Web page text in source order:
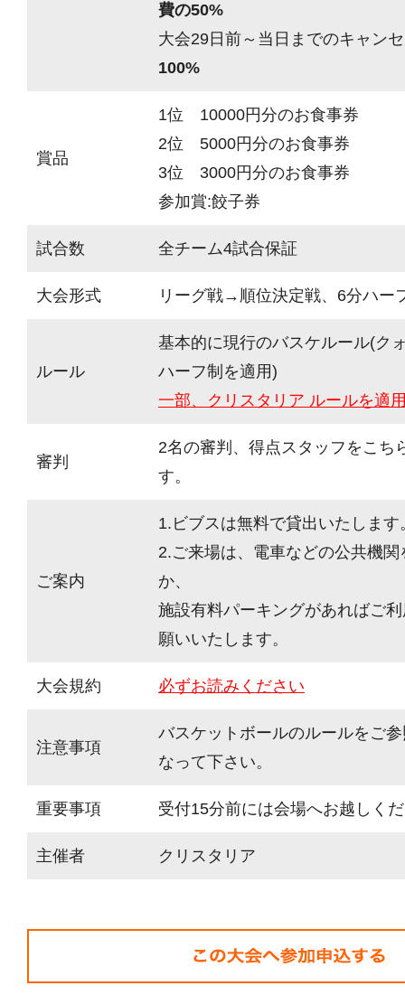
費の50%
大会29日前～当日までのキャン
100%
賞品
1位 10000円分のお食事券
2位 5000円分のお食事券
3位 3000円分のお食事券
参加賞:餃子券
試合数 全チーム4試合保証
大会形式 リーグ戦→順位決定戦、6分ハー
ルール
基本的に現行のバスケルール(ク
ハーフ制を適用)
一部、クリスタリア ルールを適
審判
2名の審判、得点スタッフをこち
す。
ご案内
1.ビブスは無料で貸出いたします
2.ご来場は、電車などの公共機
か、
施設有料パーキングがあればご
願いいたします。
大会規約 必ずお読みください
注意事項
バスケットボールのルールをご
なって下さい。
重要事項 受付15分前には会場へお越しく
主催者 クリスタリア